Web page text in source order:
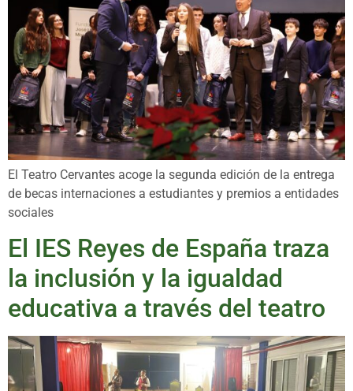
El Teatro Cervantes acoge la segunda edición de la entrega
de becas internaciones a estudiantes y premios a entidades
sociales
El IES Reyes de España traza
la inclusión y la igualdad
educativa a través del teatro